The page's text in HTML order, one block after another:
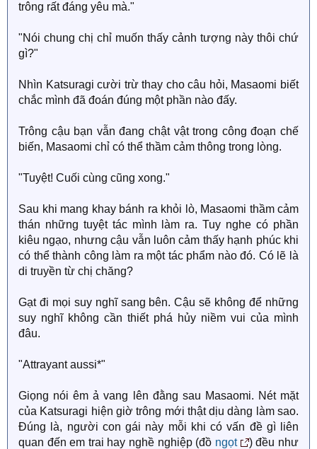
trông rất đáng yêu mà."
"Nói chung chị chỉ muốn thấy cảnh tượng này thôi chứ
gì?"
Nhìn Katsuragi cười trừ thay cho câu hỏi, Masaomi biết
chắc mình đã đoán đúng một phần nào đấy.
Trông cậu bạn vẫn đang chật vật trong công đoạn chế
biến, Masaomi chỉ có thể thầm cảm thông trong lòng.
"Tuyệt! Cuối cùng cũng xong."
Sau khi mang khay bánh ra khỏi lò, Masaomi thầm cảm
thán những tuyệt tác mình làm ra. Tuy nghe có phần
kiêu ngạo, nhưng cậu vẫn luôn cảm thấy hạnh phúc khi
có thể thành công làm ra một tác phẩm nào đó. Có lẽ là
di truyền từ chị chăng?
Gạt đi mọi suy nghĩ sang bên. Cậu sẽ không để những
suy nghĩ không cần thiết phá hủy niềm vui của mình
đâu.
"Attrayant aussi*"
Giọng nói êm ả vang lên đằng sau Masaomi. Nét mặt
của Katsuragi hiện giờ trông mới thật dịu dàng làm sao.
Đúng là, người con gái này mỗi khi có vấn đề gì liên
quan đến em trai hay nghề nghiệp (đồ ngọt
) đều như